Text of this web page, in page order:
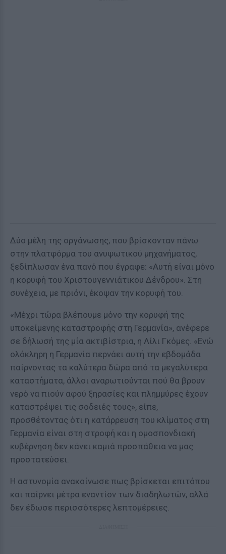
Δύο μέλη της οργάνωσης, που βρίσκονταν πάνω
στην πλατφόρμα του ανυψωτικού μηχανήματος,
ξεδίπλωσαν ένα πανό που έγραφε: «Αυτή είναι μόνο
η κορυφή του Χριστουγεννιάτικου Δένδρου». Στη
συνέχεια, με πριόνι, έκοψαν την κορυφή του.
«Μέχρι τώρα βλέπουμε μόνο την κορυφή της
υποκείμενης καταστροφής στη Γερμανία», ανέφερε
σε δήλωσή της μία ακτιβίστρια, η Λίλι Γκόμες. «Ενώ
ολόκληρη η Γερμανία περνάει αυτή την εβδομάδα
παίρνοντας τα καλύτερα δώρα από τα μεγαλύτερα
καταστήματα, άλλοι αναρωτιούνται πού θα βρουν
νερό να πιούν αφού ξηρασίες και πλημμύρες έχουν
καταστρέψει τις σοδειές τους», είπε,
προσθέτοντας ότι η κατάρρευση του κλίματος στη
Γερμανία είναι στη στροφή και η ομοσπονδιακή
κυβέρνηση δεν κάνει καμιά προσπάθεια να μας
προστατεύσει.
Η αστυνομία ανακοίνωσε πως βρίσκεται επιτόπου
και παίρνει μέτρα εναντίον των διαδηλωτών, αλλά
δεν έδωσε περισσότερες λεπτομέρειες.